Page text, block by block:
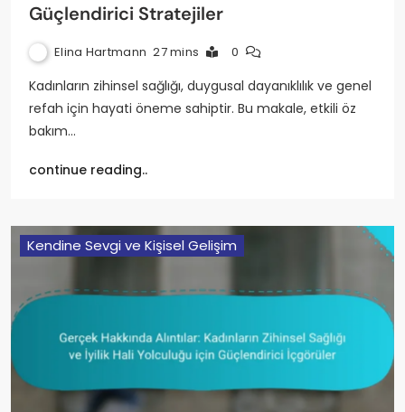
Güçlendirici Stratejiler
Elina Hartmann 27 mins 0
Kadınların zihinsel sağlığı, duygusal dayanıklılık ve genel
refah için hayati öneme sahiptir. Bu makale, etkili öz
bakım…
continue reading..
Kendine Sevgi ve Kişisel Gelişim